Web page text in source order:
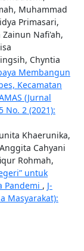
Muhammad
Primasari,
Nafi'ah,
Chyntia
Membangun
Kecamatan
(Jurnal
No. 2 (2021):
Khaerunika,
Cahyani
Rohmah,
untuk
Pandemi , J-
Masyarakat):